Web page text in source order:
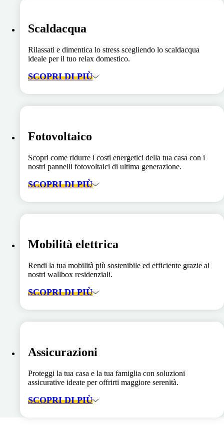
Scaldacqua
Rilassati e dimentica lo stress scegliendo lo scaldacqua
ideale per il tuo relax domestico.
SCOPRI DI PIÙ
Fotovoltaico
Scopri come ridurre i costi energetici della tua casa con i
nostri pannelli fotovoltaici di ultima generazione.
SCOPRI DI PIÙ
Mobilità elettrica
Rendi la tua mobilità più sostenibile ed efficiente grazie ai
nostri wallbox residenziali.
SCOPRI DI PIÙ
Assicurazioni
Proteggi la tua casa e la tua famiglia con soluzioni
assicurative ideate per offrirti maggiore serenità.
SCOPRI DI PIÙ